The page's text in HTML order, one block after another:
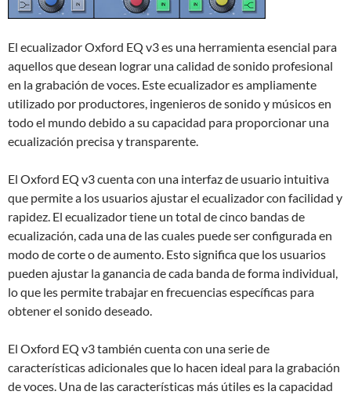
El ecualizador Oxford EQ v3 es una herramienta esencial para
aquellos que desean lograr una calidad de sonido profesional
en la grabación de voces. Este ecualizador es ampliamente
utilizado por productores, ingenieros de sonido y músicos en
todo el mundo debido a su capacidad para proporcionar una
ecualización precisa y transparente.
El Oxford EQ v3 cuenta con una interfaz de usuario intuitiva
que permite a los usuarios ajustar el ecualizador con facilidad y
rapidez. El ecualizador tiene un total de cinco bandas de
ecualización, cada una de las cuales puede ser configurada en
modo de corte o de aumento. Esto significa que los usuarios
pueden ajustar la ganancia de cada banda de forma individual,
lo que les permite trabajar en frecuencias específicas para
obtener el sonido deseado.
El Oxford EQ v3 también cuenta con una serie de
características adicionales que lo hacen ideal para la grabación
de voces. Una de las características más útiles es la capacidad